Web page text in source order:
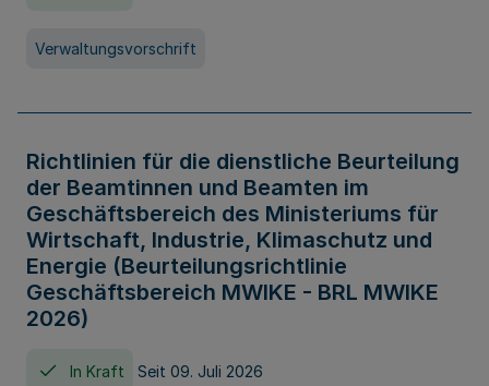
Verwaltungsvorschrift
Richtlinien für die dienstliche Beurteilung
der Beamtinnen und Beamten im
Geschäftsbereich des Ministeriums für
Wirtschaft, Industrie, Klimaschutz und
Energie (Beurteilungsrichtlinie
Geschäftsbereich MWIKE - BRL MWIKE
2026)
In Kraft Seit 09. Juli 2026